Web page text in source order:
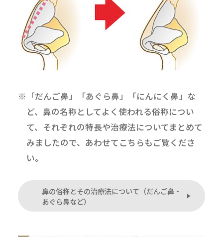
※「だんご鼻」「あぐら鼻」「にんにく鼻」な
ど、鼻の名称としてよく使われる俗称につい
て、それぞれの特長や治療法についてまとめて
みましたので、あわせてこちらもご覧くださ
い。
鼻の俗称とその治療法について（だんご鼻・
あぐら鼻など）